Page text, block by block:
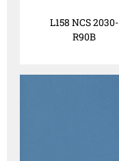
L158 NCS 2030-
R90B